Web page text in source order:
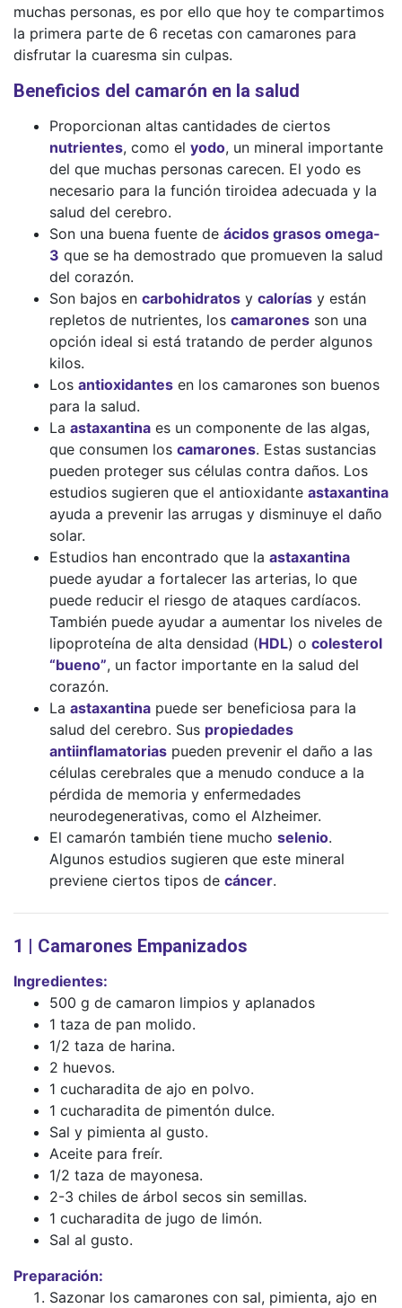
muchas personas, es por ello que hoy te compartimos
la primera parte de 6 recetas con camarones para
disfrutar la cuaresma sin culpas.
Beneficios del camarón en la salud
Proporcionan altas cantidades de ciertos
nutrientes, como el yodo, un mineral importante
del que muchas personas carecen. El yodo es
necesario para la función tiroidea adecuada y la
salud del cerebro.
Son una buena fuente de ácidos grasos omega-
3 que se ha demostrado que promueven la salud
del corazón.
Son bajos en carbohidratos y calorías y están
repletos de nutrientes, los camarones son una
opción ideal si está tratando de perder algunos
kilos.
Los antioxidantes en los camarones son buenos
para la salud.
La astaxantina es un componente de las algas,
que consumen los camarones. Estas sustancias
pueden proteger sus células contra daños. Los
estudios sugieren que el antioxidante astaxantina
ayuda a prevenir las arrugas y disminuye el daño
solar.
Estudios han encontrado que la astaxantina
puede ayudar a fortalecer las arterias, lo que
puede reducir el riesgo de ataques cardíacos.
También puede ayudar a aumentar los niveles de
lipoproteína de alta densidad (HDL) o colesterol
“bueno”, un factor importante en la salud del
corazón.
La astaxantina puede ser beneficiosa para la
salud del cerebro. Sus propiedades
antiinflamatorias pueden prevenir el daño a las
células cerebrales que a menudo conduce a la
pérdida de memoria y enfermedades
neurodegenerativas, como el Alzheimer.
El camarón también tiene mucho selenio.
Algunos estudios sugieren que este mineral
previene ciertos tipos de cáncer.
1 | Camarones Empanizados
Ingredientes:
500 g de camaron limpios y aplanados
1 taza de pan molido.
1/2 taza de harina.
2 huevos.
1 cucharadita de ajo en polvo.
1 cucharadita de pimentón dulce.
Sal y pimienta al gusto.
Aceite para freír.
1/2 taza de mayonesa.
2-3 chiles de árbol secos sin semillas.
1 cucharadita de jugo de limón.
Sal al gusto.
Preparación:
Sazonar los camarones con sal, pimienta, ajo en